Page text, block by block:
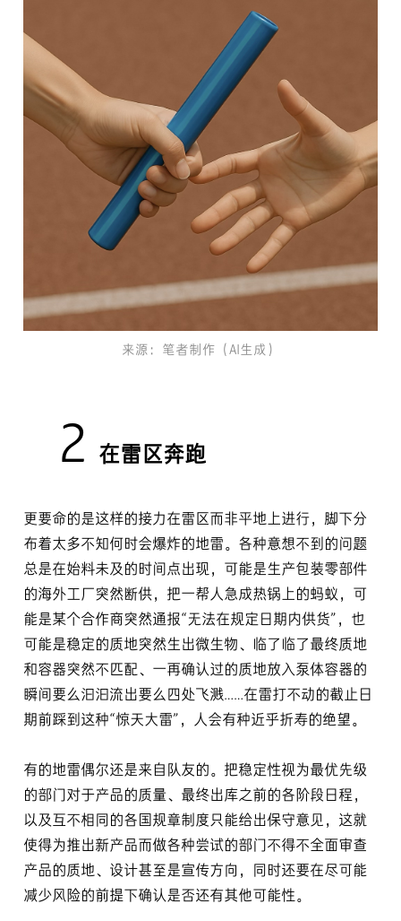
来源：笔者制作（AI生成）
2 在雷区奔跑
更要命的是这样的接力在雷区而非平地上进行，脚下分
布着太多不知何时会爆炸的地雷。各种意想不到的问题
总是在始料未及的时间点出现，可能是生产包装零部件
的海外工厂突然断供，把一帮人急成热锅上的蚂蚁，可
能是某个合作商突然通报“无法在规定日期内供货”，也
可能是稳定的质地突然生出微生物、临了临了最终质地
和容器突然不匹配、一再确认过的质地放入泵体容器的
瞬间要么汩汩流出要么四处飞溅……在雷打不动的截止日
期前踩到这种“惊天大雷”，人会有种近乎折寿的绝望。
有的地雷偶尔还是来自队友的。把稳定性视为最优先级
的部门对于产品的质量、最终出库之前的各阶段日程，
以及互不相同的各国规章制度只能给出保守意见，这就
使得为推出新产品而做各种尝试的部门不得不全面审查
产品的质地、设计甚至是宣传方向，同时还要在尽可能
减少风险的前提下确认是否还有其他可能性。